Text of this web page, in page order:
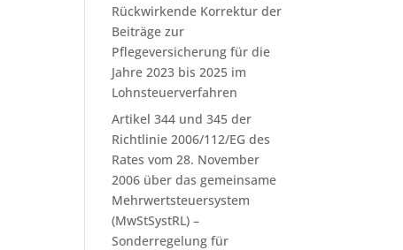
Rückwirkende Korrektur der
Beiträge zur
Pflegeversicherung für die
Jahre 2023 bis 2025 im
Lohnsteuerverfahren
Artikel 344 und 345 der
Richtlinie 2006/112/EG des
Rates vom 28. November
2006 über das gemeinsame
Mehrwertsteuersystem
(MwStSystRL) –
Sonderregelung für